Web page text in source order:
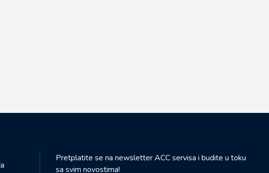
Pretplatite se na newsletter ACC servisa i budite u toku
sa svim novostima!